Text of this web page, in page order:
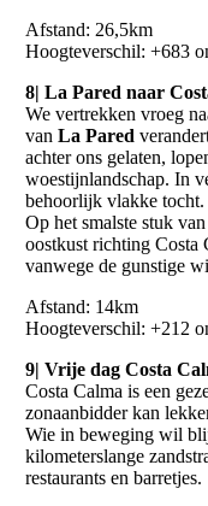
Afstand: 26,5km
Hoogteverschil: +683
8| La Pared naar
We vertrekken vroeg
vanLa Pared
achter ons gelaten,
woestijnlandschap. In
behoorlijk vlakke tocht.
Op het smalste stuk
oostkust richting Costa
vanwege de gunstige
Afstand: 14km
Hoogteverschil: +212
9| Vrije dag Costa
Costa Calma is een
zonaanbidder kan
Wie in beweging wil
kilometerslange
restaurants en barretjes.